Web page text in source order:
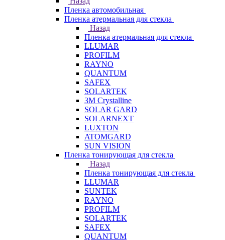
Пленка автомобильная
Пленка атермальная для стекла
Назад
Пленка атермальная для стекла
LLUMAR
PROFILM
RAYNO
QUANTUM
SAFEX
SOLARTEK
3M Crystalline
SOLAR GARD
SOLARNEXT
LUXTON
ATOMGARD
SUN VISION
Пленка тонирующая для стекла
Назад
Пленка тонирующая для стекла
LLUMAR
SUNTEK
RAYNO
PROFILM
SOLARTEK
SAFEX
QUANTUM